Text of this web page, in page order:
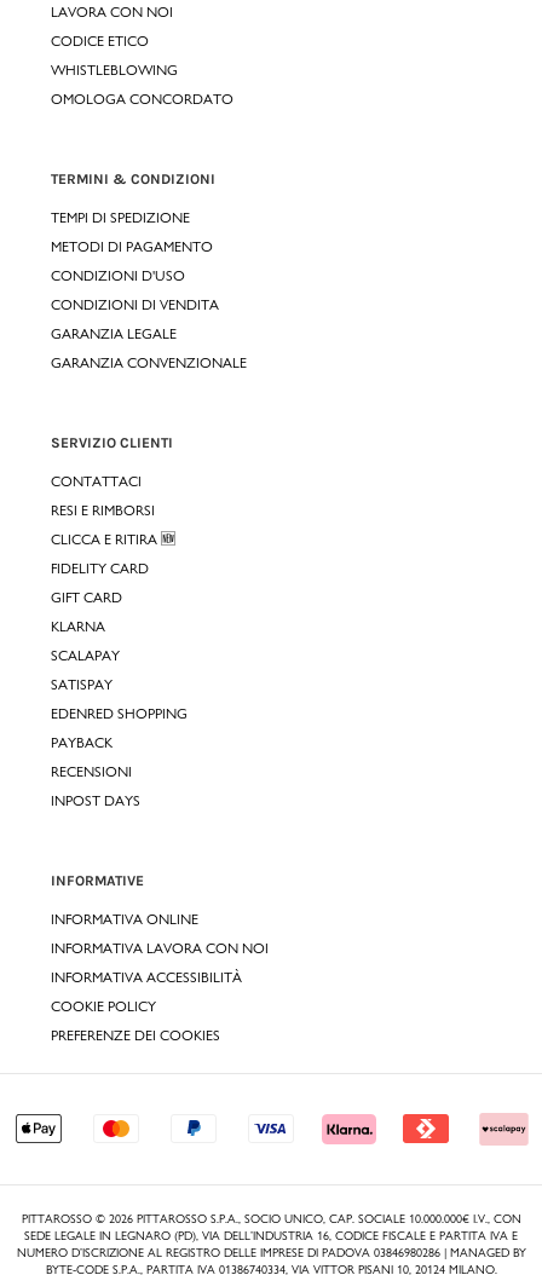
LAVORA CON NOI
CODICE ETICO
WHISTLEBLOWING
OMOLOGA CONCORDATO
TERMINI & CONDIZIONI
TEMPI DI SPEDIZIONE
METODI DI PAGAMENTO
CONDIZIONI D'USO
CONDIZIONI DI VENDITA
GARANZIA LEGALE
GARANZIA CONVENZIONALE
SERVIZIO CLIENTI
CONTATTACI
RESI E RIMBORSI
CLICCA E RITIRA 🆕
FIDELITY CARD
GIFT CARD
KLARNA
SCALAPAY
SATISPAY
EDENRED SHOPPING
PAYBACK
RECENSIONI
INPOST DAYS
INFORMATIVE
INFORMATIVA ONLINE
INFORMATIVA LAVORA CON NOI
INFORMATIVA ACCESSIBILITÀ
COOKIE POLICY
PREFERENZE DEI COOKIES
PITTAROSSO © 2026 PITTAROSSO S.P.A., SOCIO UNICO, CAP. SOCIALE 10.000.000€ I.V., CON
SEDE LEGALE IN LEGNARO (PD), VIA DELL’INDUSTRIA 16, CODICE FISCALE E PARTITA IVA E
NUMERO D’ISCRIZIONE AL REGISTRO DELLE IMPRESE DI PADOVA 03846980286 | MANAGED BY
BYTE-CODE S.P.A., PARTITA IVA 01386740334, VIA VITTOR PISANI 10, 20124 MILANO.